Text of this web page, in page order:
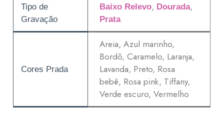
Tipo de
Gravação
Baixo Relevo, Dourada,
Prata
Cores Prada
Areia, Azul marinho,
Bordô, Caramelo, Laranja,
Lavanda, Preto, Rosa
bebê, Rosa pink, Tiffany,
Verde escuro, Vermelho